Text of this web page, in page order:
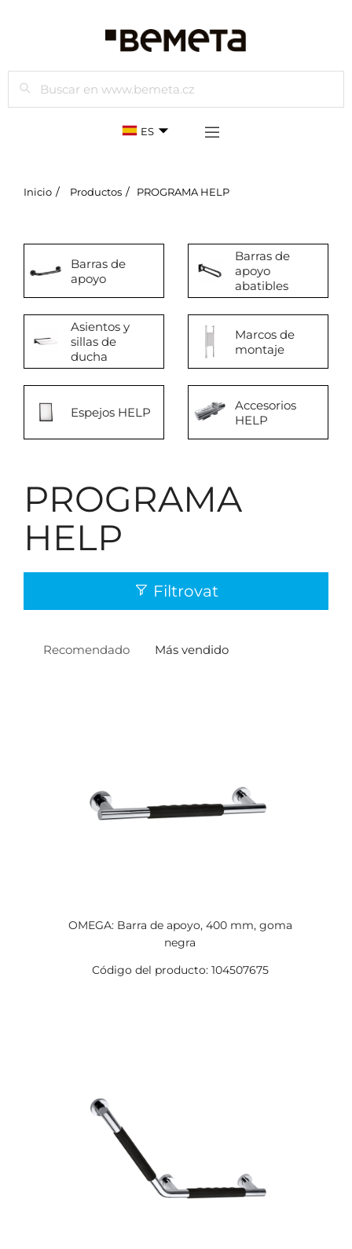
Buscar
ES
Inicio Productos PROGRAMA HELP
Barras de
apoyo
Barras de
apoyo
abatibles
Asientos y
sillas de
ducha
Marcos de
montaje
Espejos HELP
Accesorios
HELP
PROGRAMA
HELP
Filtrovat
Recomendado Más vendido
OMEGA: Barra de apoyo, 400 mm, goma
negra
Código del producto: 104507675